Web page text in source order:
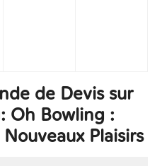
de Devis sur
Oh Bowling :
Plaisirs